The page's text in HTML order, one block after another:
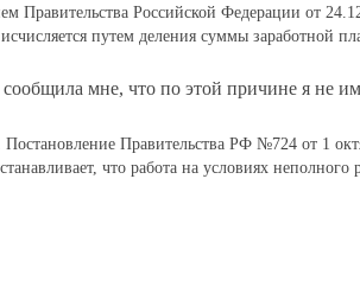
Правительства Российской Федерации от
путем деления суммы заработной
мне, что по этой причине я не
Правительства РФ №724 от 1
что работа на условиях неполного